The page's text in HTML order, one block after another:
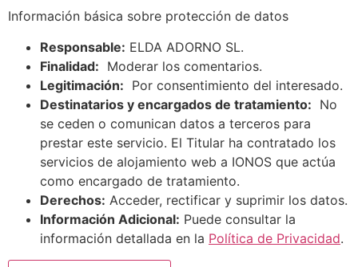
Información básica sobre protección de datos
Responsable: ELDA ADORNO SL.
Finalidad: Moderar los comentarios.
Legitimación: Por consentimiento del interesado.
Destinatarios y encargados de tratamiento: No
se ceden o comunican datos a terceros para
prestar este servicio. El Titular ha contratado los
servicios de alojamiento web a IONOS que actúa
como encargado de tratamiento.
Derechos: Acceder, rectificar y suprimir los datos.
Información Adicional: Puede consultar la
información detallada en la Política de Privacidad.